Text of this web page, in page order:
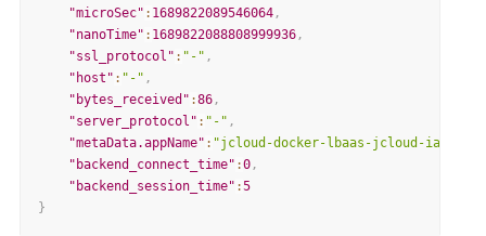
"microSec" : 1689822089546064 ,
"nanoTime" : 1689822088808999936 ,
"ssl_protocol" : "-" ,
"host" : "-" ,
"bytes_received" :86 ,
"server_protocol" : "-" ,
"metaData.appName" : "jcloud-docker-lbaas-jcloud-iaas-v4"
"backend_connect_time" :0 ,
"backend_session_time" :5
}